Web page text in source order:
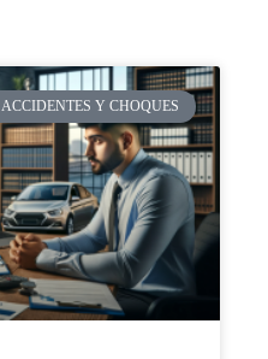
ACCIDENTES Y CHOQUES